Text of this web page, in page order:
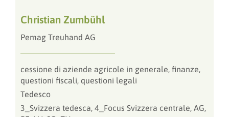
Christian Zumbühl
Pemag Treuhand AG
cessione di aziende agricole in generale, finanze,
questioni fiscali, questioni legali
Tedesco
3_Svizzera tedesca, 4_Focus Svizzera centrale, AG,